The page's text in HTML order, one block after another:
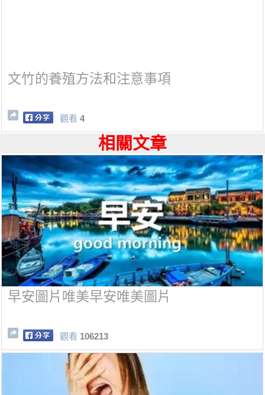
文竹的養殖方法和注意事項
觀看 4
相關文章
早安圖片唯美早安唯美圖片
觀看 106213